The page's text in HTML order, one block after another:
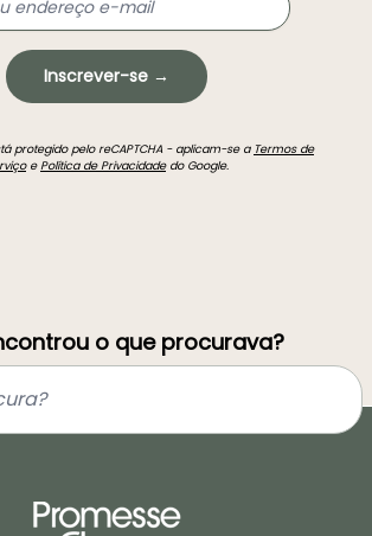
Inscrever-se →
protegido pelo reCAPTCHA - aplicam-se a Termos de
ePolítica de Privacidadedo Google.
o que procurava?